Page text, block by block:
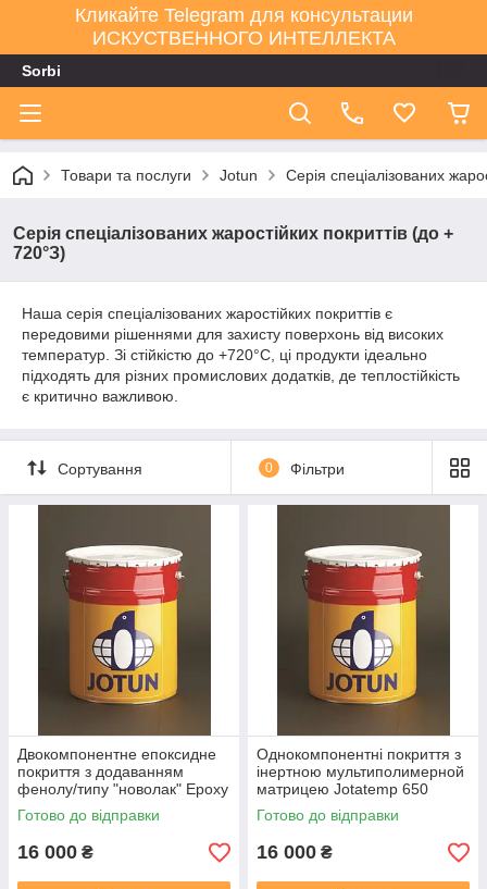
Кликайте Telegram для консультации
ИСКУСТВЕННОГО ИНТЕЛЛЕКТА
Sorbi
Товари та послуги Jotun Серія спеціалізованих
Серія спеціалізованих жаростійких покриттів (до +
720°З)
Наша серія спеціалізованих жаростійких покриттів є
передовими рішеннями для захисту поверхонь від високих
температур. Зі стійкістю до +720°C, ці продукти ідеально
підходять для різних промислових додатків, де теплостійкість
є критично важливою.
Сортування 0 Фільтри
Двокомпонентне епоксидне
покриття з додаванням
фенолу/типу "новолак" Epoxy
HR
Готово до відправки
16 000 ₴
Однокомпонентні покриття з
інертною мультиполимерной
матрицею Jotatemp 650
Готово до відправки
16 000 ₴